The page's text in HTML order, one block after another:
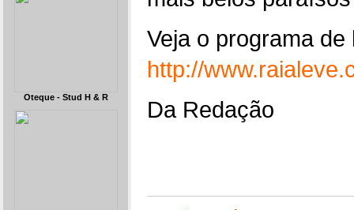
Oteque - Stud H & R
Veja o programa
http://
Da Redação